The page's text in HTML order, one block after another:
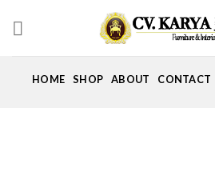
HOME SHOP ABOUT CONTACT